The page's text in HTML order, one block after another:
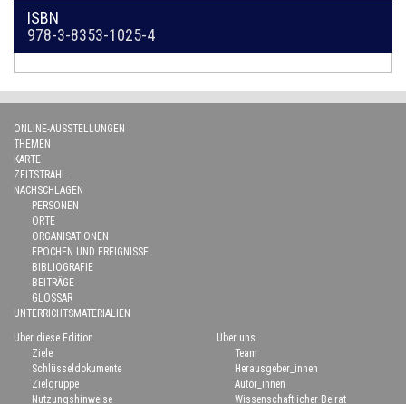
ISBN
978-3-8353-1025-4
ONLINE-AUSSTELLUNGEN
THEMEN
KARTE
ZEITSTRAHL
NACHSCHLAGEN
PERSONEN
ORTE
ORGANISATIONEN
EPOCHEN UND EREIGNISSE
BIBLIOGRAFIE
BEITRÄGE
GLOSSAR
UNTERRICHTSMATERIALIEN
Über diese Edition
Ziele
Schlüsseldokumente
Zielgruppe
Nutzungshinweise
Über uns
Team
Herausgeber_innen
Autor_innen
Wissenschaftlicher Beirat